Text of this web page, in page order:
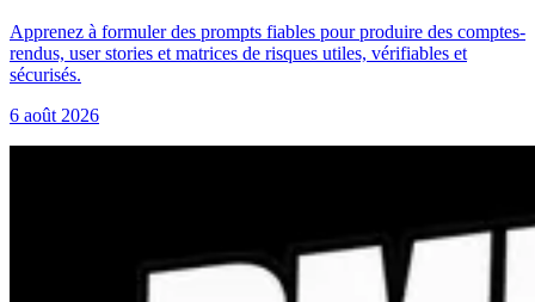
Apprenez à formuler des prompts fiables pour produire des comptes-
rendus, user stories et matrices de risques utiles, vérifiables et
sécurisés.
6 août 2026